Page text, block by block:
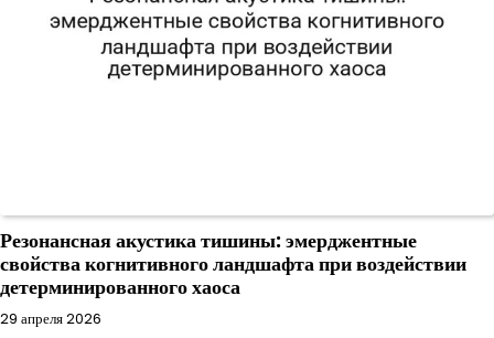
Резонансная акустика тишины: эмерджентные
свойства когнитивного ландшафта при воздействии
детерминированного хаоса
29 апреля 2026